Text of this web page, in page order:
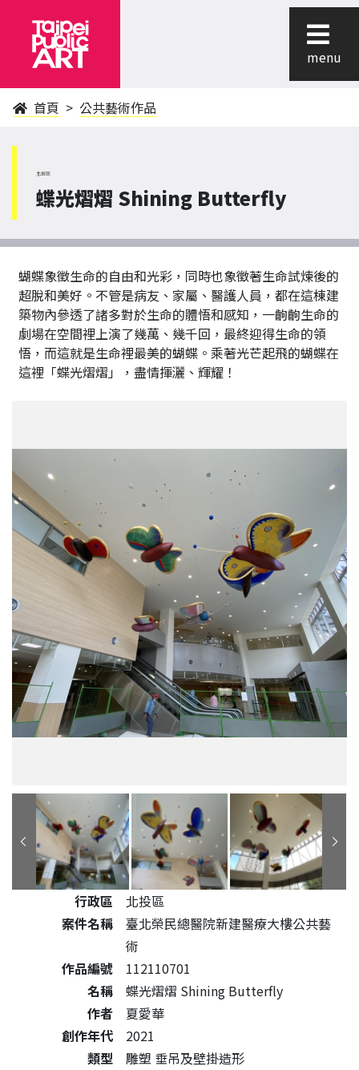
menu
首頁 公共藝術作品
北投區
蝶光熠熠 Shining Butterfly
蝴蝶象徵生命的自由和光彩，同時也象徵著生命試煉後的
超脫和美好。不管是病友、家屬、醫護人員，都在這棟建
築物內參透了諸多對於生命的體悟和感知，一齣齣生命的
劇場在空間裡上演了幾萬、幾千回，最終迎得生命的領
悟，而這就是生命裡最美的蝴蝶。乘著光芒起飛的蝴蝶在
這裡「蝶光熠熠」，盡情揮灑、輝耀！
公共藝術作品詳細資料
行政區
北投區
案件名稱
臺北榮民總醫院新建醫療大樓公共藝
術
作品編號
112110701
名稱
蝶光熠熠 Shining Butterfly
作者
夏愛華
創作年代
2021
類型
雕塑 垂吊及壁掛造形